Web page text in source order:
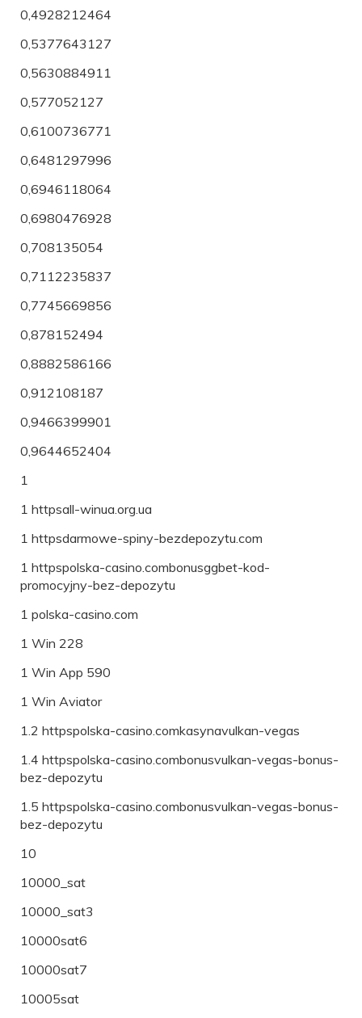
0,4928212464
0,5377643127
0,5630884911
0,577052127
0,6100736771
0,6481297996
0,6946118064
0,6980476928
0,708135054
0,7112235837
0,7745669856
0,878152494
0,8882586166
0,912108187
0,9466399901
0,9644652404
1
1 httpsall-winua.org.ua
1 httpsdarmowe-spiny-bezdepozytu.com
1 httpspolska-casino.combonusggbet-kod-
promocyjny-bez-depozytu
1 polska-casino.com
1 Win 228
1 Win App 590
1 Win Aviator
1.2 httpspolska-casino.comkasynavulkan-vegas
1.4 httpspolska-casino.combonusvulkan-vegas-bonus-
bez-depozytu
1.5 httpspolska-casino.combonusvulkan-vegas-bonus-
bez-depozytu
10
10000_sat
10000_sat3
10000sat6
10000sat7
10005sat